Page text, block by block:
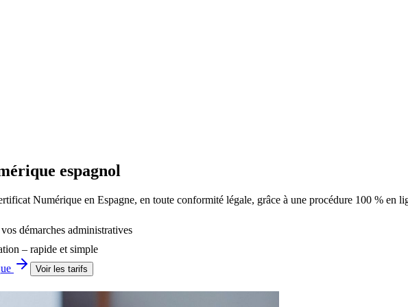
espagnol
Numérique en Espagne, en toute conformité légale, grâce à une procédure 100 % en
démarches administratives
– rapide et simple
Voir les tarifs